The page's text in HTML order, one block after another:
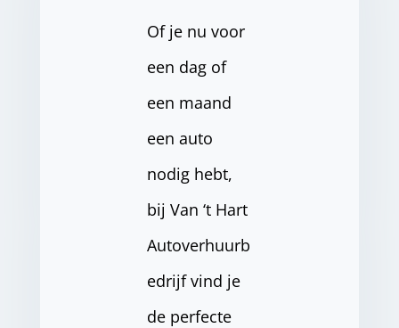
Of je nu voor
een dag of
een maand
een auto
nodig hebt,
bij Van ‘t Hart
Autoverhuurb
edrijf vind je
de perfecte